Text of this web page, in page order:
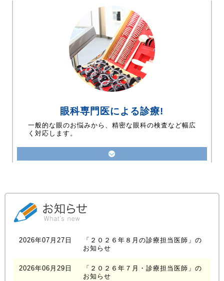
眼科専門医による診療!
一般的な眼のお悩みから、精密な眼科の検査など幅広
く対応します。
2026年07月27日
「２０２６年８月の診療担当医師」の
お知らせ
2026年06月29日
「２０２６年７月・診療担当医師」の
お知らせ